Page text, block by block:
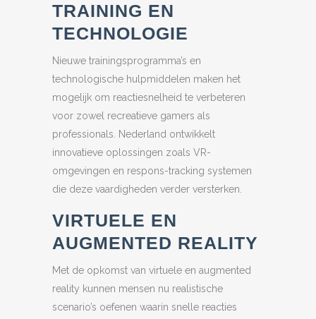
TRAINING EN
TECHNOLOGIE
Nieuwe trainingsprogramma’s en
technologische hulpmiddelen maken het
mogelijk om reactiesnelheid te verbeteren
voor zowel recreatieve gamers als
professionals. Nederland ontwikkelt
innovatieve oplossingen zoals VR-
omgevingen en respons-tracking systemen
die deze vaardigheden verder versterken.
VIRTUELE EN
AUGMENTED REALITY
Met de opkomst van virtuele en augmented
reality kunnen mensen nu realistische
scenario’s oefenen waarin snelle reacties